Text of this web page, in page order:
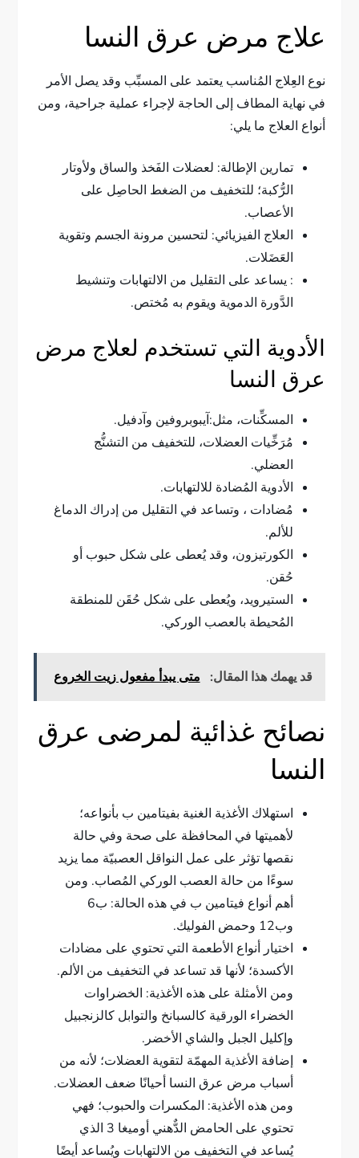
علاج مرض عرق النسا
نوع العِلاج المُناسب يعتمد على المسبِّب وقد يصل الأمر
في نهاية المطاف إلى الحاجة لإجراء عملية جراحية، ومن
أنواع العلاج ما يلي:
تمارين الإطالة: لعضلات الفَخذ والساق ولأوتار
الرُّكبة؛ للتخفيف من الضغط الحاصِل على
الأعصاب.
العلاج الفيزيائي: لتحسين مرونة الجسم وتقوية
العَضَلات.
: يساعد على التقليل من الالتهابات وتنشيط
الدَّورة الدموية ويقوم به مُختص.
الأدوية التي تستخدم لعلاج مرض
عرق النسا
المسكِّنات، مثل:آيبوبروفين وآدفيل.
مُرَخِّيات العضلات، للتخفيف من التشنُّج
العضلي.
الأدوية المُضادة للالتهابات.
مُضادات ، وتساعد في التقليل من إدراك الدماغ
للألم.
الكورتيزون، وقد يُعطى على شكل حبوب أو
حُقن.
الستيرويد، ويُعطى على شكل حُقَن للمنطقة
المُحيطة بالعصب الوركي.
قد يهمك هذا المقال: متى يبدأ مفعول زيت الخروع
نصائح غذائية لمرضى عرق
النسا
استهلاك الأغذية الغنية بفيتامين ب بأنواعه؛
لأهميتها في المحافظة على صحة وفي حالة
نقصها تؤثر على عمل النواقل العصبيّة مما يزيد
سوءًا من حالة العصب الوركي المُصاب. ومن
أهم أنواع فيتامين ب في هذه الحالة: ب6
وب12 وحمض الفوليك.
اختيار أنواع الأطعمة التي تحتوي على مضادات
الأكسدة؛ لأنها قد تساعد في التخفيف من الألم.
ومن الأمثلة على هذه الأغذية: الخضراوات
الخضراء الورقية كالسبانخ والتوابل كالزنجبيل
وإكليل الجبل والشاي الأخضر.
إضافة الأغذية المهمّة لتقوية العضلات؛ لأنه من
أسباب مرض عرق النسا أحيانًا ضعف العضلات.
ومن هذه الأغذية: المكسرات والحبوب؛ فهي
تحتوي على الحامض الدٌّهني أوميغا 3 الذي
يُساعد في التخفيف من الالتهابات ويُساعد أيضًا